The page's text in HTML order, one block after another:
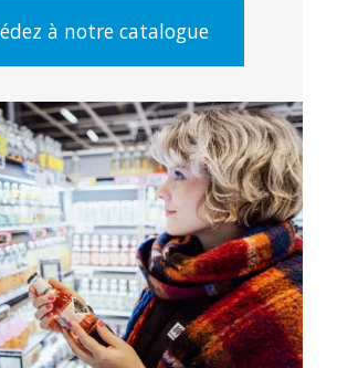
à notre catalogue